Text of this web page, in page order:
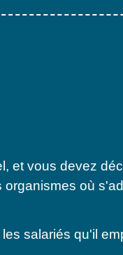
et vous devez
où
salariés qu'il